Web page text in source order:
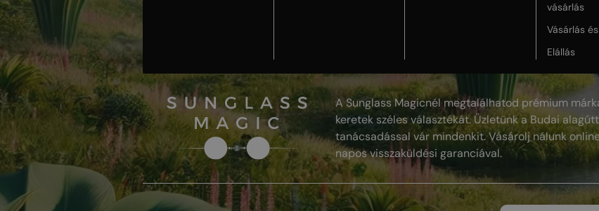
vásárlás
Vásárlás
Elállás
A Sunglass Magicnél megtalálhatod prémium
keretek széles választékát. Üzletünk a Budai
tanácsadással vár mindenkit. Vásárolj nálunk
napos visszaküldési garanciával.